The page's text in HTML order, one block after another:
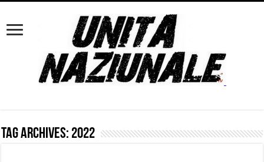
Tag Archives: 2022